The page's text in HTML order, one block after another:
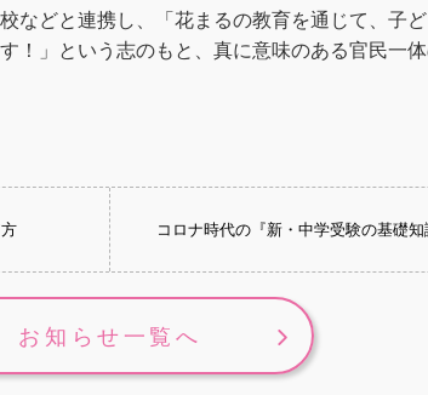
などと連携し、「花まるの教育を通じて、子
！」という志のもと、真に意味のある官民一
コロナ時代の『新・中学受験の基礎知
お知らせ一覧へ